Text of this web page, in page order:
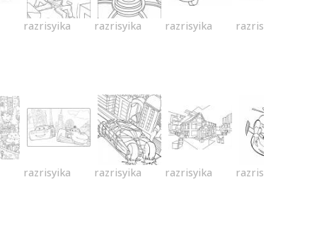
razrisyika razrisyika razrisyika razrisyika
razrisyika razrisyika razrisyika razrisyika